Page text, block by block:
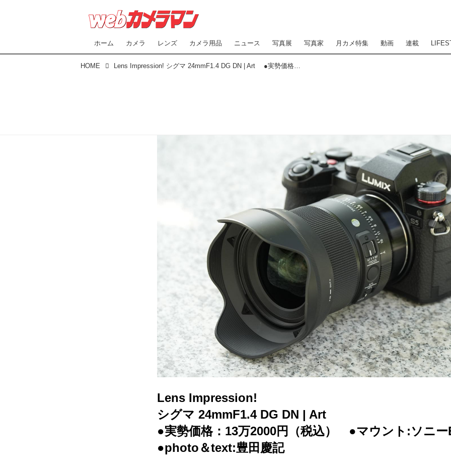
ホーム カメラ レンズ カメラ用品 ニュース 写真展 写真家 月カメ特集 動画 連載
HOME Lens Impression! シグマ 24mmF1.4 DG DN | Art ●実勢価格：13万2000円（税込） ●マウント:ソニーE ライカL ●photo＆text:豊田慶記
Lens Impression!
シグマ 24mmF1.4 DG DN | Art
●実勢価格：13万2000円（税込） ●マウント:ソニ
●photo＆text:豊田慶記